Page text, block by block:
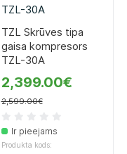
TZL Skrūves tipa
gaisa kompresors
TZL-30A
2,399.00€
2,599.00€
Ir pieejams
Produkta kods: